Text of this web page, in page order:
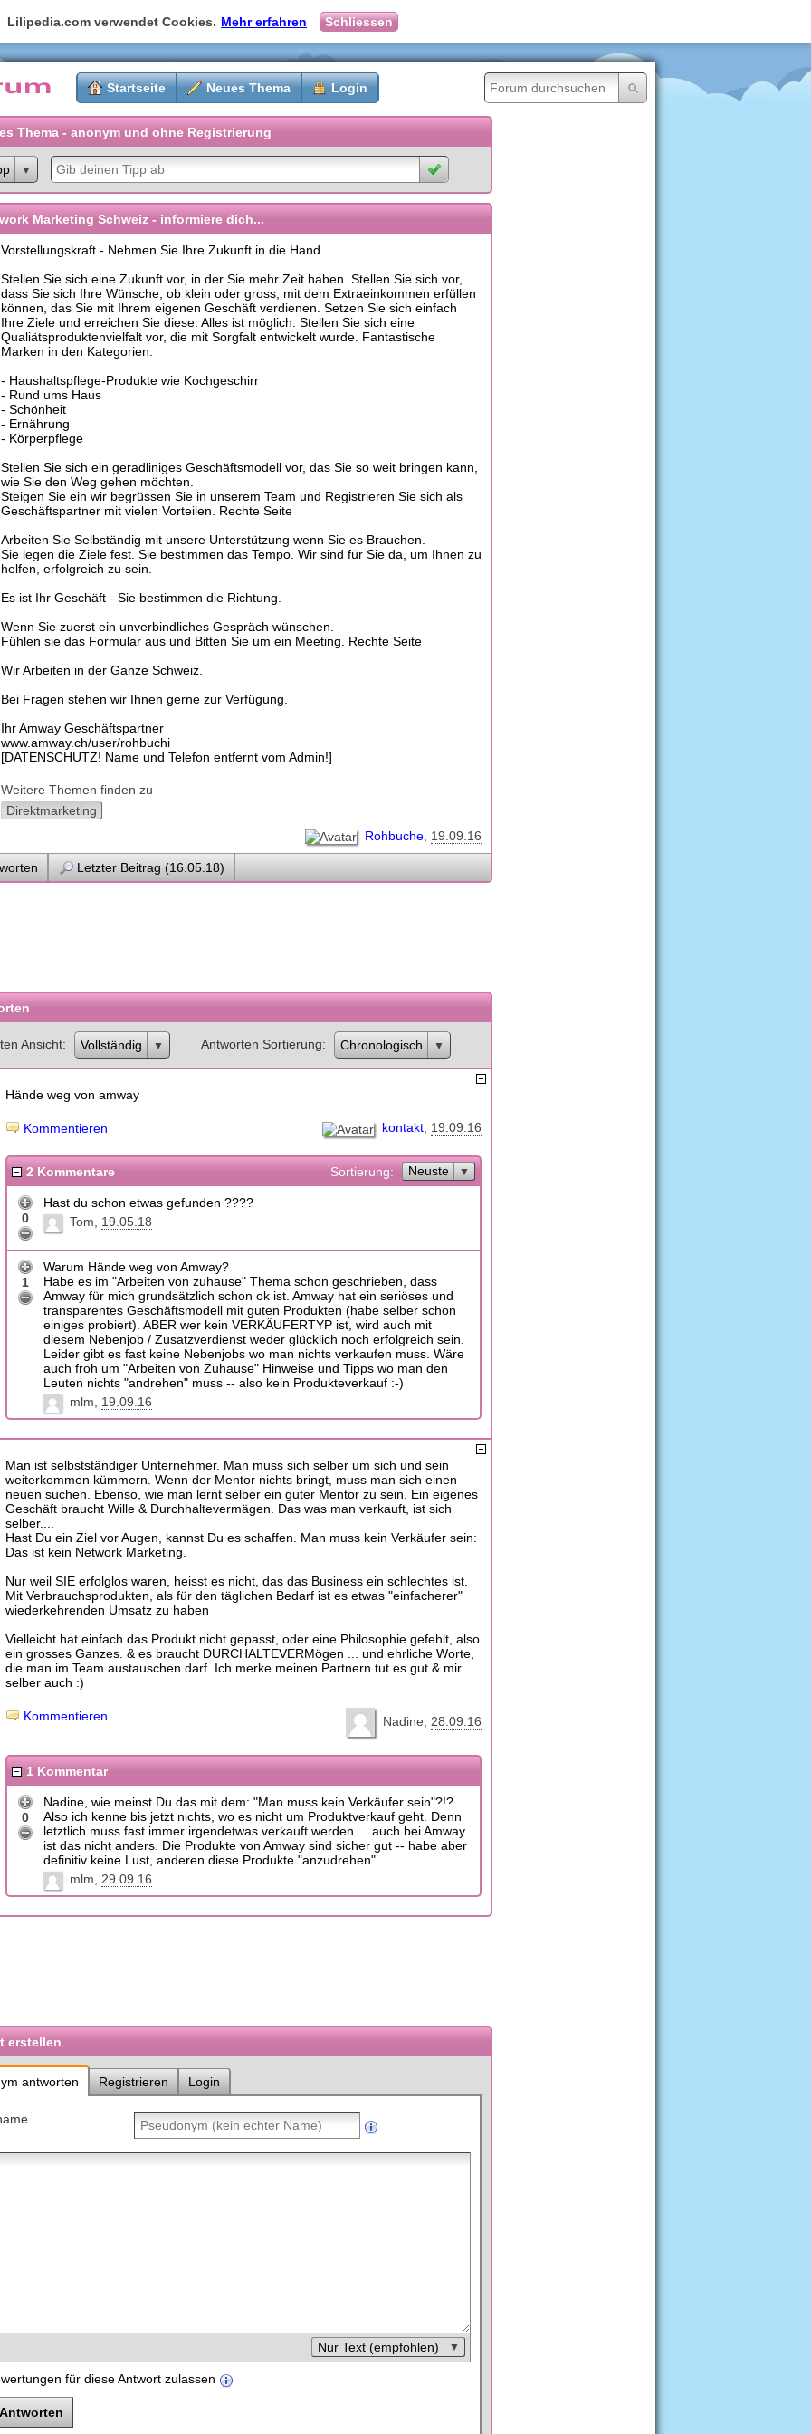
Lilipedia.com verwendet Cookies. Mehr erfahren Schliessen
Startseite Neues Thema Login
Thema - anonym und ohne Registrierung
Marketing Schweiz - informiere dich...
Vorstellungskraft - Nehmen Sie Ihre Zukunft in die Hand
Stellen Sie sich eine Zukunft vor, in der Sie mehr Zeit haben. Stellen Sie sich vor,
dass Sie sich Ihre Wünsche, ob klein oder gross, mit dem Extraeinkommen erfüllen
können, das Sie mit Ihrem eigenen Geschäft verdienen. Setzen Sie sich einfach
Ihre Ziele und erreichen Sie diese. Alles ist möglich. Stellen Sie sich eine
Qualiätsproduktenvielfalt vor, die mit Sorgfalt entwickelt wurde. Fantastische
Marken in den Kategorien:
- Haushaltspflege-Produkte wie Kochgeschirr
- Rund ums Haus
- Schönheit
- Ernährung
- Körperpflege
Stellen Sie sich ein geradliniges Geschäftsmodell vor, das Sie so weit bringen kann,
wie Sie den Weg gehen möchten.
Steigen Sie ein wir begrüssen Sie in unserem Team und Registrieren Sie sich als
Geschäftspartner mit vielen Vorteilen. Rechte Seite
Arbeiten Sie Selbständig mit unsere Unterstützung wenn Sie es Brauchen.
Sie legen die Ziele fest. Sie bestimmen das Tempo. Wir sind für Sie da, um Ihnen zu
helfen, erfolgreich zu sein.
Es ist Ihr Geschäft - Sie bestimmen die Richtung.
Wenn Sie zuerst ein unverbindliches Gespräch wünschen.
Fühlen sie das Formular aus und Bitten Sie um ein Meeting. Rechte Seite
Wir Arbeiten in der Ganze Schweiz.
Bei Fragen stehen wir Ihnen gerne zur Verfügung.
Ihr Amway Geschäftspartner
www.amway.ch/user/rohbuchi
[DATENSCHUTZ! Name und Telefon entfernt vom Admin!]
Weitere Themen finden zu
Direktmarketing
Rohbuche 19.09.16
Letzter Beitrag (16.05.18)
Ansicht Vollständig Antworten Sortierung Chronologisch
Hände weg von amway
kontakt 19.09.16
Kommentieren
2 Kommentare Sortierung: Neuste
0
Hast du schon etwas gefunden ????
Tom
19.05.18
1
Warum Hände weg von Amway?
Habe es im "Arbeiten von zuhause" Thema schon geschrieben, dass
Amway für mich grundsätzlich schon ok ist. Amway hat ein seriöses und
transparentes Geschäftsmodell mit guten Produkten (habe selber schon
einiges probiert). ABER wer kein VERKÄUFERTYP ist, wird auch mit
diesem Nebenjob / Zusatzverdienst weder glücklich noch erfolgreich sein.
Leider gibt es fast keine Nebenjobs wo man nichts verkaufen muss. Wäre
auch froh um "Arbeiten von Zuhause" Hinweise und Tipps wo man den
Leuten nichts "andrehen" muss -- also kein Produkteverkauf :-)
mlm
19.09.16
Man ist selbstständiger Unternehmer. Man muss sich selber um sich und sein
weiterkommen kümmern. Wenn der Mentor nichts bringt, muss man sich einen
neuen suchen. Ebenso, wie man lernt selber ein guter Mentor zu sein. Ein eigenes
Geschäft braucht Wille & Durchhaltevermägen. Das was man verkauft, ist sich
selber....
Hast Du ein Ziel vor Augen, kannst Du es schaffen. Man muss kein Verkäufer sein:
Das ist kein Network Marketing.
Nur weil SIE erfolglos waren, heisst es nicht, das das Business ein schlechtes ist.
Mit Verbrauchsprodukten, als für den täglichen Bedarf ist es etwas "einfacherer"
wiederkehrenden Umsatz zu haben
Vielleicht hat einfach das Produkt nicht gepasst, oder eine Philosophie gefehlt, also
ein grosses Ganzes. & es braucht DURCHALTEVERMögen ... und ehrliche Worte,
die man im Team austauschen darf. Ich merke meinen Partnern tut es gut & mir
selber auch :)
Nadine 28.09.16
Kommentieren
1 Kommentar
0
Nadine, wie meinst Du das mit dem: "Man muss kein Verkäufer sein"?!?
Also ich kenne bis jetzt nichts, wo es nicht um Produktverkauf geht. Denn
letztlich muss fast immer irgendetwas verkauft werden.... auch bei Amway
ist das nicht anders. Die Produkte von Amway sind sicher gut -- habe aber
definitiv keine Lust, anderen diese Produkte "anzudrehen"....
mlm 29.09.16
erstellen
antworten Registrieren Login
Nur Text (empfohlen)
für diese Antwort zulassen